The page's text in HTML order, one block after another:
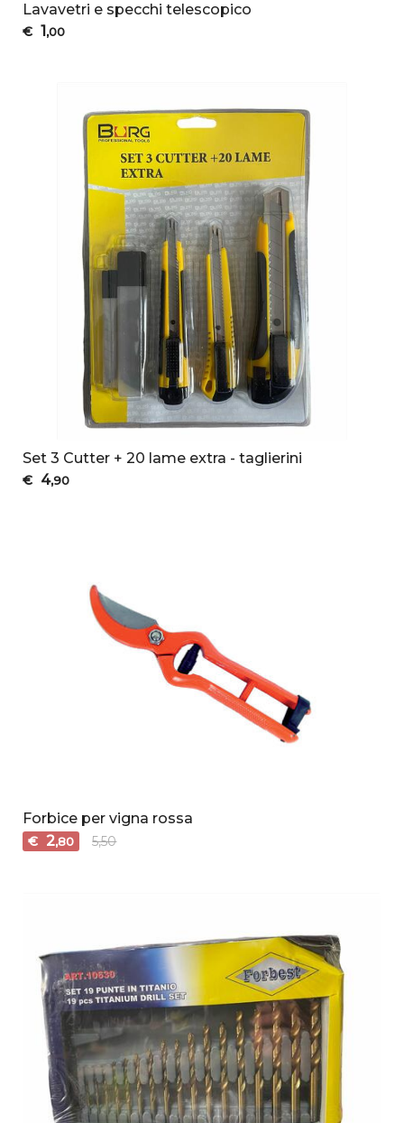
Lavavetri e specchi telescopico
€ 1,00
Set 3 Cutter + 20 lame extra - taglierini
€ 4,90
Forbice per vigna rossa
€ 2,80 5,50